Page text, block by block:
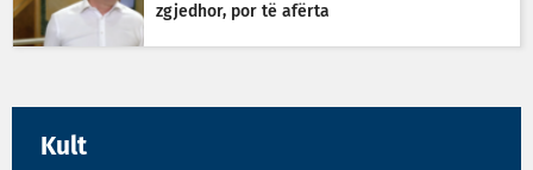
zgjedhor, por të afërta
Kult